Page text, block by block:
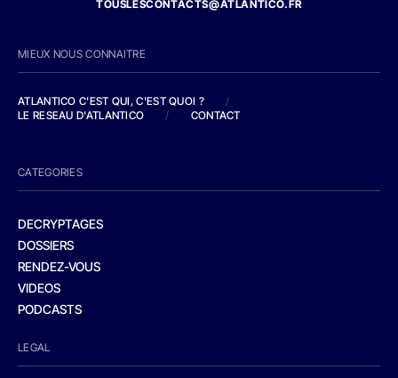
TOUSLESCONTACTS@ATLANTICO.FR
MIEUX NOUS CONNAITRE
ATLANTICO C'EST QUI, C'EST QUOI ?
/
LE RESEAU D'ATLANTICO
/ CONTACT
CATEGORIES
DECRYPTAGES
DOSSIERS
RENDEZ-VOUS
VIDEOS
PODCASTS
LEGAL